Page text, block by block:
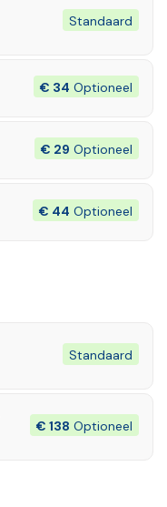
Standaard
€ 34 Optioneel
€ 29 Optioneel
€ 44 Optioneel
Standaard
€ 138 Optioneel